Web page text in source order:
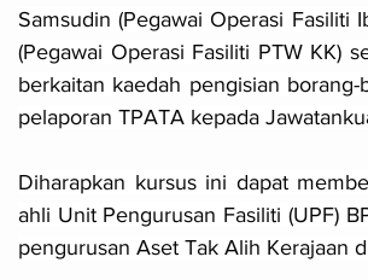
Samsudin (Pegawai Operasi Fasiliti
(Pegawai Operasi Fasiliti PTW KK)
berkaitan kaedah pengisian
pelaporan TPATA kepada
Diharapkan kursus ini dapat
ahli Unit Pengurusan Fasiliti (UPF)
pengurusan Aset Tak Alih Kerajaan